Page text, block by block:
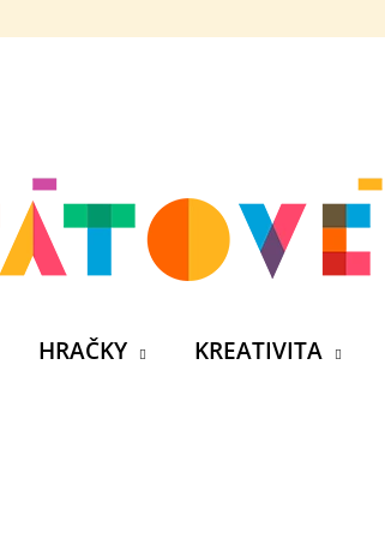
HRAČKY KREATIVITA
HLEDAT